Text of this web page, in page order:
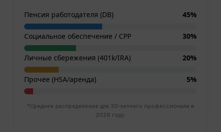
Пенсия работодателя (DB) 45%
Социальное обеспечение / CPP 30%
Личные сбережения (401k/IRA) 20%
Прочее (HSA/аренда) 5%
*Среднее распределение для 30-летнего профессионала в
2026 году.